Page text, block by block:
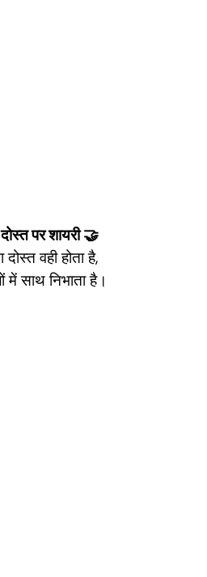
पर शायरी 🤝
वही होता है,
में साथ निभाता है।